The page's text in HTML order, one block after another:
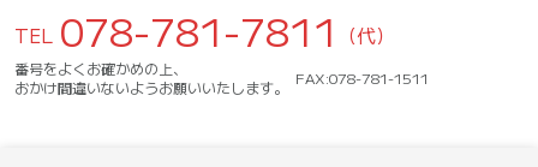
TEL 078-781-7811 （代）
番号をよくお確かめの上、
おかけ間違いないようお願いいたします。
FAX:078-781-1511